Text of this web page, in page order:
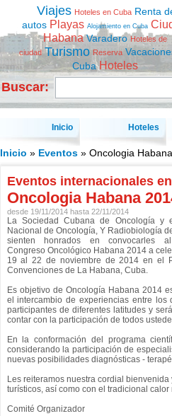
Viajes Hoteles en Cuba Renta
autos Playas Alojamiento en Cuba
Habana Varadero Hoteles de
ciudad Turismo Reserva
Cuba Hoteles
Buscar:
Inicio Hoteles
Inicio » Eventos» Oncologia
Eventos internacionales
Oncologia Habana
desde 19/11/2014hasta 22/11/2014
La Sociedad Cubana de Oncología y
Nacional de Oncología, Y Radiobiología
sienten honrados en convocarles
Congreso Oncológico Habana 2014 a
19 al 22 de noviembre de 2014 en el
Convenciones de La Habana, Cuba.
Es objetivo de Oncología Habana 2014
el intercambio de experiencias entre los
participantes de diferentes latitudes y
contar con la participación de todos
En la conformación del programa
considerando la participación de
nuevas posibilidades diagnósticas -
Les reiteramos nuestra cordial
turísticos, así como con el tradicional
Comité Organizador